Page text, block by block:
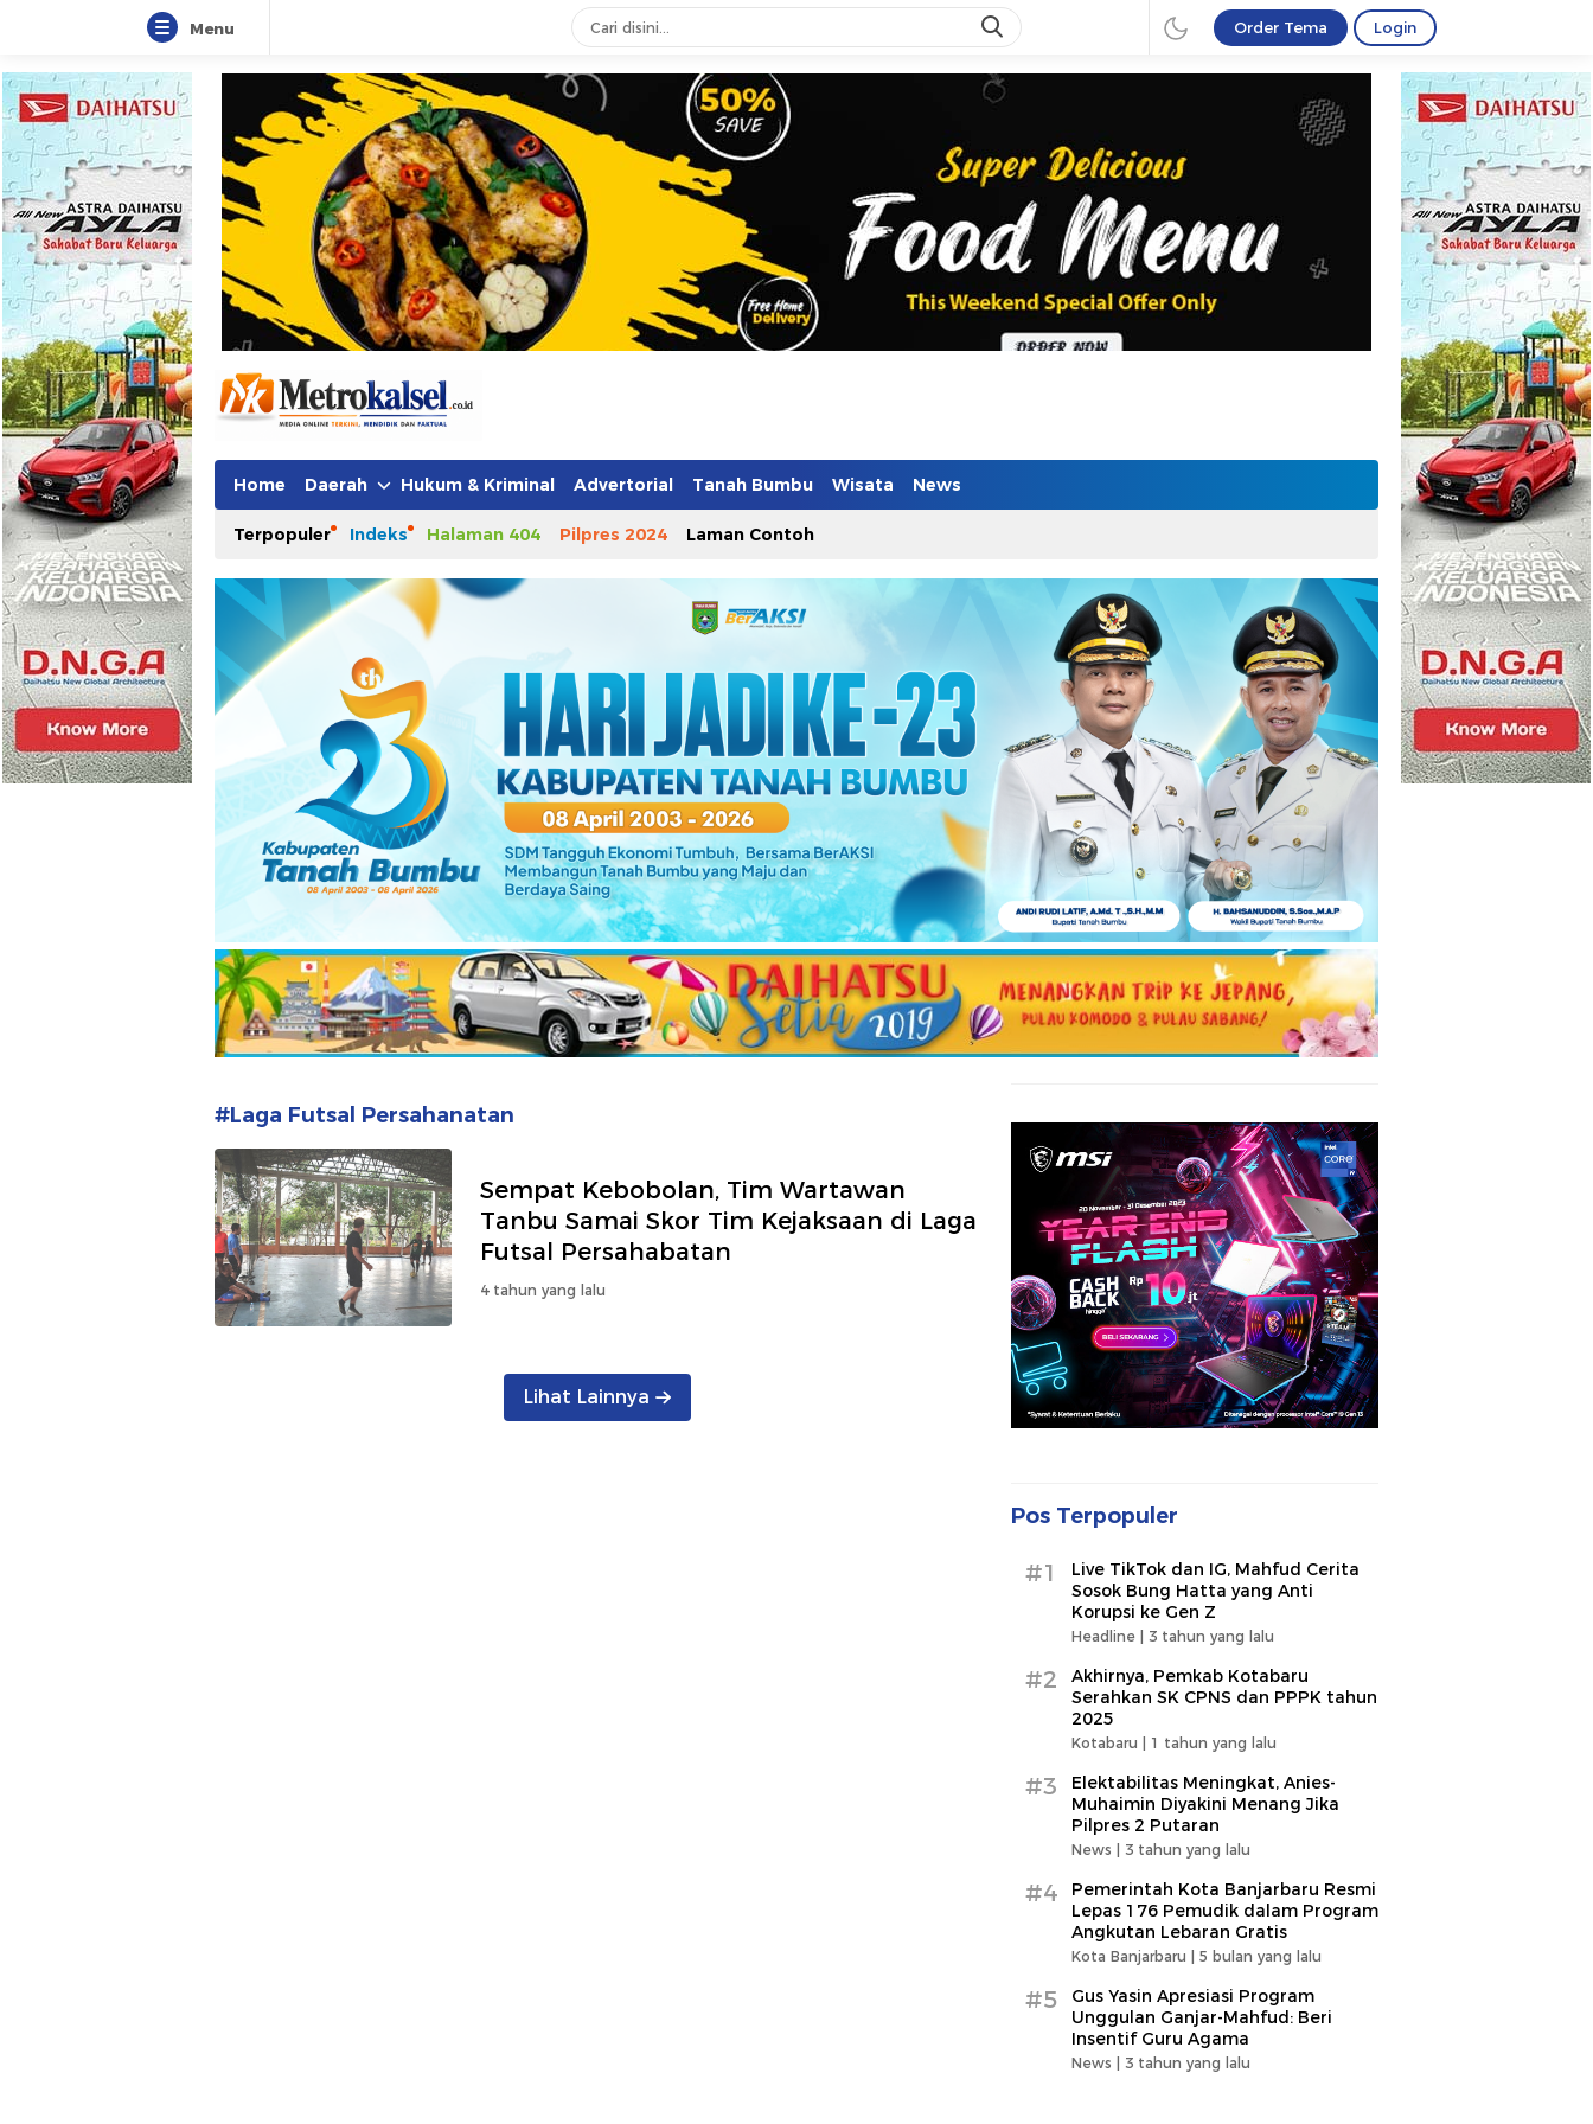
Menu Order Tema Login
Metro Kalsel
Media Online Terkini, Faktual dan Mendidik
Home Daerah Hukum & Kriminal Advertorial Tanah Bumbu Wisata News
Terpopuler Indeks Halaman 404 Pilpres 2024 Laman Contoh
#Laga Futsal Persahanatan
Sempat Kebobolan, Tim Wartawan
Tanbu Samai Skor Tim Kejaksaan di Laga
Futsal Persahabatan
4 tahun yang lalu
Lihat Lainnya
Pos Terpopuler
#1
Live TikTok dan IG, Mahfud Cerita
Sosok Bung Hatta yang Anti
Korupsi ke Gen Z
Headline | 3 tahun yang lalu
#2
Akhirnya, Pemkab Kotabaru
Serahkan SK CPNS dan PPPK tahun
2025
Kotabaru | 1 tahun yang lalu
#3
Elektabilitas Meningkat, Anies-
Muhaimin Diyakini Menang Jika
Pilpres 2 Putaran
News | 3 tahun yang lalu
#4
Pemerintah Kota Banjarbaru Resmi
Lepas 176 Pemudik dalam Program
Angkutan Lebaran Gratis
Kota Banjarbaru | 5 bulan yang lalu
#5
Gus Yasin Apresiasi Program
Unggulan Ganjar-Mahfud: Beri
Insentif Guru Agama
News | 3 tahun yang lalu